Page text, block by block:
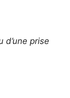
d’une prise